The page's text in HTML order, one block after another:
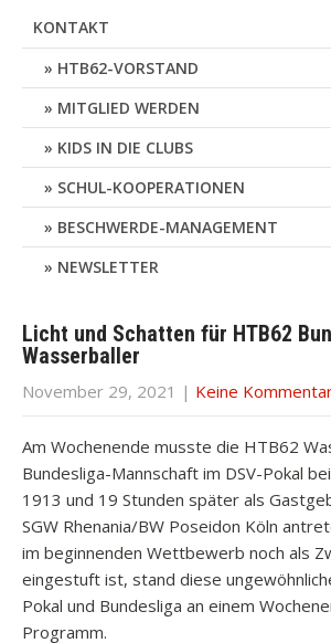
KONTAKT
HTB62-VORSTAND
MITGLIED WERDEN
KIDS IN DIE CLUBS
SCHUL-KOOPERATIONEN
BESCHWERDE-MANAGEMENT
NEWSLETTER
Licht und Schatten für HTB62
Wasserballer
November 29, 2021 | Keine
Am Wochenende musste die HTB62
Bundesliga-Mannschaft im DSV-Pokal
1913 und 19 Stunden später als
SGW Rhenania/BW Poseidon Köln
im beginnenden Wettbewerb noch als
eingestuft ist, stand diese
Pokal und Bundesliga an einem
Programm.